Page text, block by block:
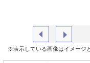
※表示している画像はイメージ